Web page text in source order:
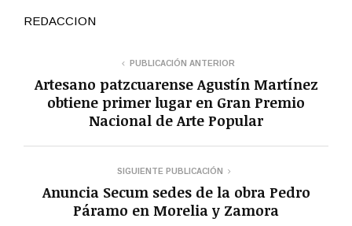
REDACCION
PUBLICACIÓN ANTERIOR
Artesano patzcuarense Agustín Martínez
obtiene primer lugar en Gran Premio
Nacional de Arte Popular
SIGUIENTE PUBLICACIÓN
Anuncia Secum sedes de la obra Pedro
Páramo en Morelia y Zamora